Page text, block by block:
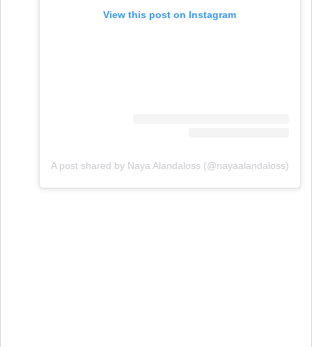
View this post on Instagram
A post shared by Naya Alandaloss (@nayaalandaloss)